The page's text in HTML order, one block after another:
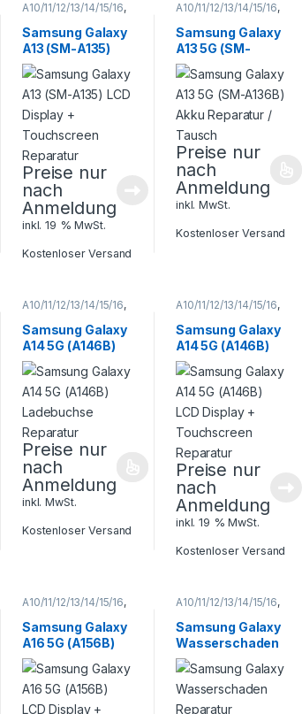
A10/11/12/13/14/15/16,
Samsung,
Smartphone
Reparatur
Samsung Galaxy
A13 (SM-A135)
LCD Display +
Touchscreen
Reparatur
Preise nur
nach
Anmeldung
inkl. 19 % MwSt.
Kostenloser Versand
A10/11/12/13/14/15/16,
Samsung,
Smartphone
Reparatur
Samsung Galaxy
A13 5G (SM-
A136B) Akku
Reparatur /
Tausch
Preise nur
nach
Anmeldung
inkl. MwSt.
Kostenloser Versand
A10/11/12/13/14/15/16,
Samsung,
Smartphone
Reparatur
Samsung Galaxy
A14 5G (A146B)
Ladebuchse
Reparatur
Preise nur
nach
Anmeldung
inkl. MwSt.
Kostenloser Versand
A10/11/12/13/14/15/16,
Samsung,
Smartphone
Reparatur
Samsung Galaxy
A14 5G (A146B)
LCD Display +
Touchscreen
Reparatur
Preise nur
nach
Anmeldung
inkl. 19 % MwSt.
Kostenloser Versand
A10/11/12/13/14/15/16,
Samsung,
Smartphone
Reparatur
Samsung Galaxy
A16 5G (A156B)
LCD Display +
Touchscreen
Reparatur
A10/11/12/13/14/15/16,
Samsung,
Smartphone
Reparatur
Samsung Galaxy
Wasserschaden
Reparatur